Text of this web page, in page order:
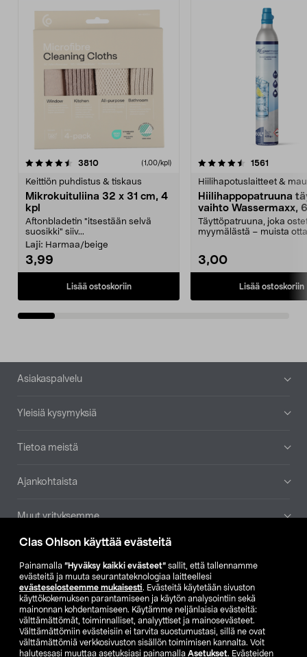
Clas Ohlson käyttää evästeitä
Painamalla ”Hyväksy kaikki evästeet” sallit, että tallennamme
evästeitä ja muuta seurantateknologiaa laitteellesi
evästeselosteemme mukaisesti. Evästeitä käytetään sivuston
käyttökokemuksen parantamiseen ja käytön analysointiin sekä
mainonnan kohdentamiseen. Käytämme neljänlaisia evästeitä:
välttämättömät, toiminnalliset, analyyttiset ja mainosevästeet.
Välttämättömiin evästeisiin ei tarvita suostumustasi, sillä ne ovat
välttämättömiä verkkosivuston sisällön toimimisen kannalta. Voit
halutessasi muuttaa asetuksiasi painamalla Asetukset. Evästeiden
3810arvostelut (1,00/kpl)
Keittiön puhdistus & tiskaus
Mikrokuituliina 32 x 31 cm, 4
kpl
Aftonbladetin "itsestään selvä
suosikki" siiv...
Laji: Harmaa/beige
3,99
Lisää ostoskoriin
4.5viidestä
1561
Hiilihapotuslaitteet &
Hiilihappopatruuna
vaihto Wassermaxx,
Täyttöpatruuna, joka
myymälästä – muista
3,00
Lisää ostoskoriin
4.5viidestä
Alatunniste
Asiakaspalvelu
Yleisiä kysymyksiä
Tietoa meistä
Ajankohtaista
Muut yrityksemme
Etsi myymälä
SE NO FI
FI SV